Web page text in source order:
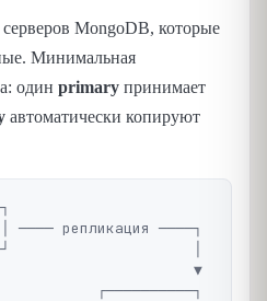
MongoDB, которые
Минимальная
один primary принимает
автоматически копируют
репликация ────┐